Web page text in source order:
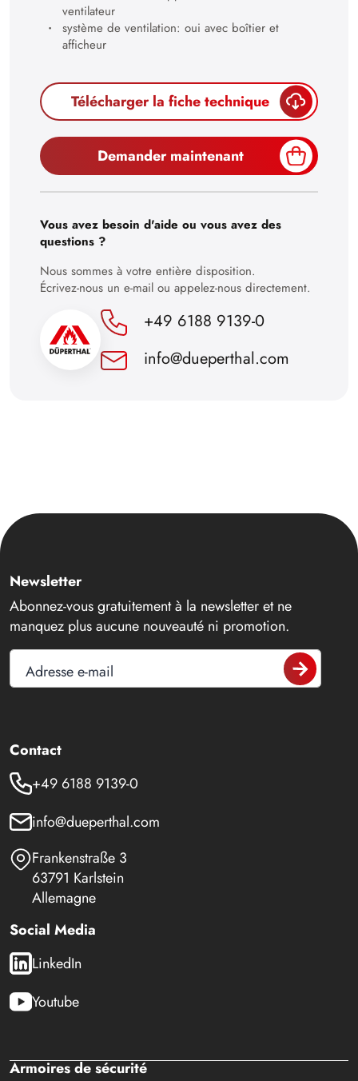
ventilateur
système de ventilation: oui avec boîtier et
afficheur
Télécharger la fiche technique
Demander maintenant
Vous avez besoin d'aide ou vous avez des
questions ?
Nous sommes à votre entière disposition.
Écrivez-nous un e-mail ou appelez-nous directement.
+49 6188 9139-0
info@dueperthal.com
Newsletter
Abonnez-vous gratuitement à la newsletter et ne
manquez plus aucune nouveauté ni promotion.
Adresse e-mail
Contact
+49 6188 9139-0
info@dueperthal.com
Frankenstraße 3
63791 Karlstein
Allemagne
Social Media
LinkedIn
Youtube
Armoires de sécurité